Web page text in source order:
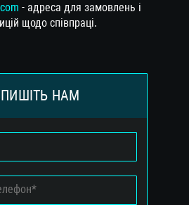
- адреса для замовлень і
щодо співпраці.
НАМ